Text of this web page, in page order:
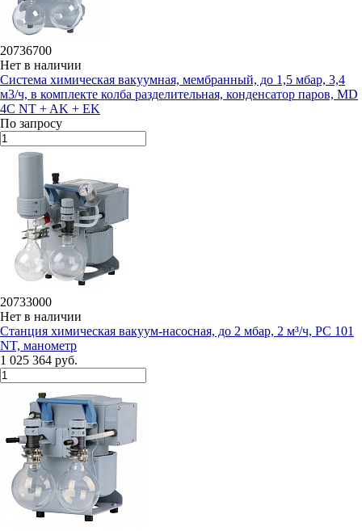
20736700
Нет в наличии
Система химическая вакуумная, мембранный, до 1,5 мбар, 3,4
м3/ч, в комплекте колба разделительная, конденсатор паров, MD
4C NT + AK + EK
По запросу
20733000
Нет в наличии
Станция химическая вакуум-насосная, до 2 мбар, 2 м³/ч, PC 101
NT, манометр
1 025 364 руб.